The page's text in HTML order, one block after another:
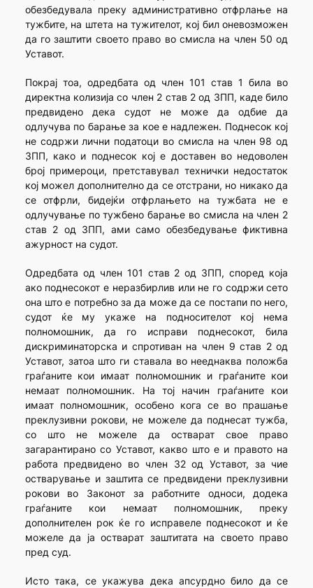
обезбедувала преку административно отфрлање на
тужбите, на штета на тужителот, кој бил оневозможен
да го заштити своето право во смисла на член 50 од
Уставот.
Покрај тоа, одредбата од член 101 став 1 била во
директна колизија со член 2 став 2 од ЗПП, каде било
предвидено дека судот не може да одбие да
одлучува по барање за кое е надлежен. Поднесок кој
не содржи лични податоци во смисла на член 98 од
ЗПП, како и поднесок кој е доставен во недоволен
број примероци, претставувал технички недостаток
кој можел дополнително да се отстрани, но никако да
се отфрли, бидејќи отфрлањето на тужбата не е
одлучување по тужбено барање во смисла на член 2
став 2 од ЗПП, ами само обезбедување фиктивна
ажурност на судот.
Одредбата од член 101 став 2 од ЗПП, според која
ако поднесокот е неразбирлив или не го содржи сето
она што е потребно за да може да се постапи по него,
судот ќе му укаже на подносителот кој нема
полномошник, да го исправи поднесокот, била
дискриминаторска и спротиван на член 9 став 2 од
Уставот, затоа што ги ставала во нееднаква положба
граѓаните кои имаат полномошник и граѓаните кои
немаат полномошник. На тој начин граѓаните кои
имаат полномошник, особено кога се во прашање
преклузивни рокови, не можеле да поднесат тужба,
со што не можеле да остварат свое право
загарантирано со Уставот, какво што е и правото на
работа предвидено во член 32 од Уставот, за чие
остварување и заштита се предвидени преклузивни
рокови во Законот за работните односи, додека
граѓаните кои немаат полномошник, преку
дополнителен рок ќе го исправеле поднесокот и ќе
можеле да ја остварат заштитата на своето право
пред суд.
Исто така, се укажува дека апсурдно било да се